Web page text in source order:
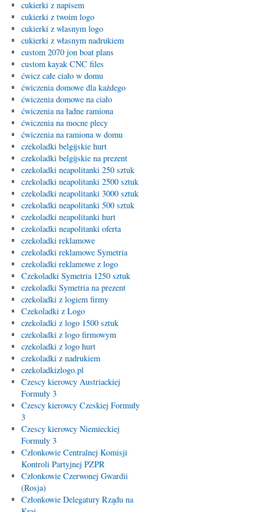
cukierki z napisem
cukierki z twoim logo
cukierki z wlasnym logo
cukierki z własnym nadrukiem
custom 2070 jon boat plans
custom kayak CNC files
ćwicz całe ciało w domu
ćwiczenia domowe dla każdego
ćwiczenia domowe na ciało
ćwiczenia na ładne ramiona
ćwiczenia na mocne plecy
ćwiczenia na ramiona w domu
czekoladki belgijskie hurt
czekoladki belgijskie na prezent
czekoladki neapolitanki 250 sztuk
czekoladki neapolitanki 2500 sztuk
czekoladki neapolitanki 3000 sztuk
czekoladki neapolitanki 500 sztuk
czekoladki neapolitanki hurt
czekoladki neapolitanki oferta
czekoladki reklamowe
czekoladki reklamowe Symetria
czekoladki reklamowe z logo
Czekoladki Symetria 1250 sztuk
czekoladki Symetria na prezent
czekoladki z logiem firmy
Czekoladki z Logo
czekoladki z logo 1500 sztuk
czekoladki z logo firmowym
czekoladki z logo hurt
czekoladki z nadrukiem
czekoladkizlogo.pl
Czescy kierowcy Austriackiej
Formuły 3
Czescy kierowcy Czeskiej Formuły
3
Czescy kierowcy Niemieckiej
Formuły 3
Członkowie Centralnej Komisji
Kontroli Partyjnej PZPR
Członkowie Czerwonej Gwardii
(Rosja)
Członkowie Delegatury Rządu na